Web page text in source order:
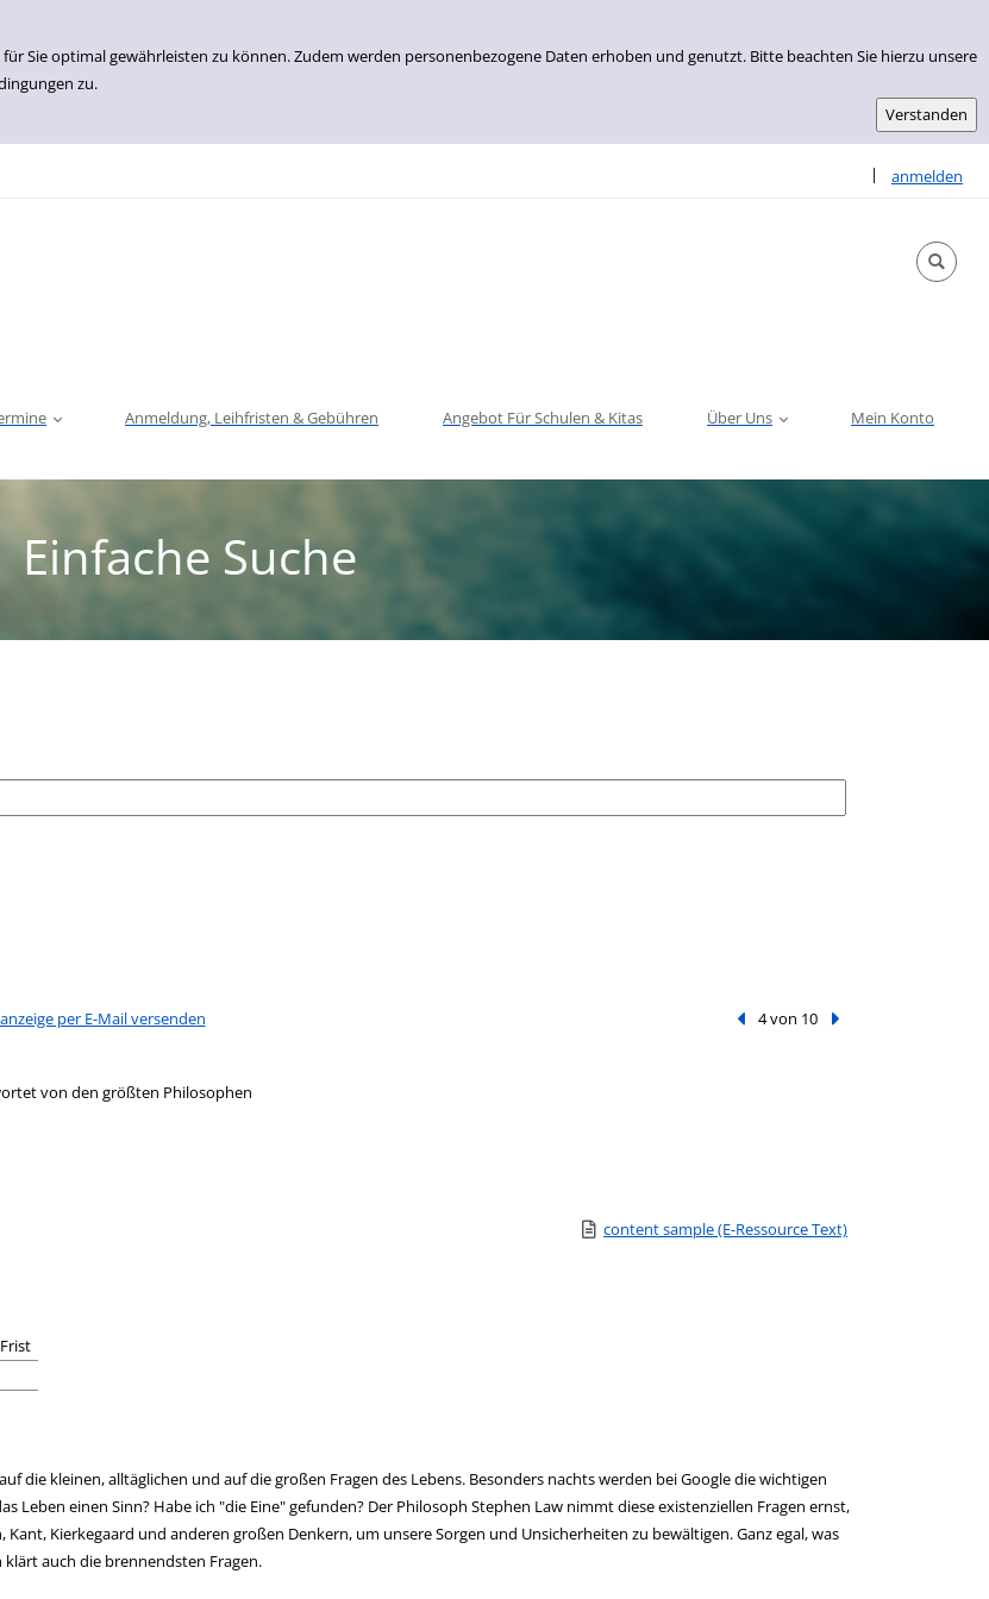
Sie optimal gewährleisten zu können. Zudem werden personenbezogene Daten erhoben und genutzt. Bitte beachten Sie hierzu unsere
zu.
| anmelden
Sprache
Anmeldung, Leihfristen & Gebühren Angebot Für Schulen & Kitas Über Uns Mein Konto
Einfache Suche
Sie suchen wollen.
per E-Mail versenden Vorheriger Treffer
4 von 10 Nächster Treffer
von den größten Philosophen
Link zu einem externen Medieninhalt - wird in neuem Tab
content sample (E-Ressource Text)
Frist
die kleinen, alltäglichen und auf die großen Fragen des Lebens. Besonders nachts werden bei Google die wichtigen
Leben einen Sinn? Habe ich "die Eine" gefunden? Der Philosoph Stephen Law nimmt diese existenziellen Fragen ernst,
Kierkegaard und anderen großen Denkern, um unsere Sorgen und Unsicherheiten zu bewältigen. Ganz egal, was
auch die brennendsten Fragen.